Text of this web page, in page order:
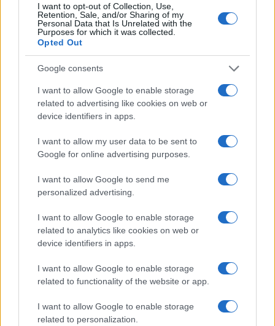
I want to opt-out of Collection, Use,
Retention, Sale, and/or Sharing of my
Personal Data that Is Unrelated with the
Purposes for which it was collected.
Opted Out
Google consents
I want to allow Google to enable storage
related to advertising like cookies on web or
device identifiers in apps.
I want to allow my user data to be sent to
Google for online advertising purposes.
I want to allow Google to send me
personalized advertising.
I want to allow Google to enable storage
related to analytics like cookies on web or
device identifiers in apps.
I want to allow Google to enable storage
related to functionality of the website or app.
I want to allow Google to enable storage
related to personalization.